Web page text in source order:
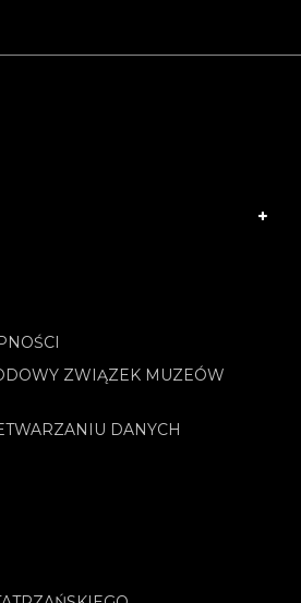
ZWIĄZEK MUZEÓW
DANYCH